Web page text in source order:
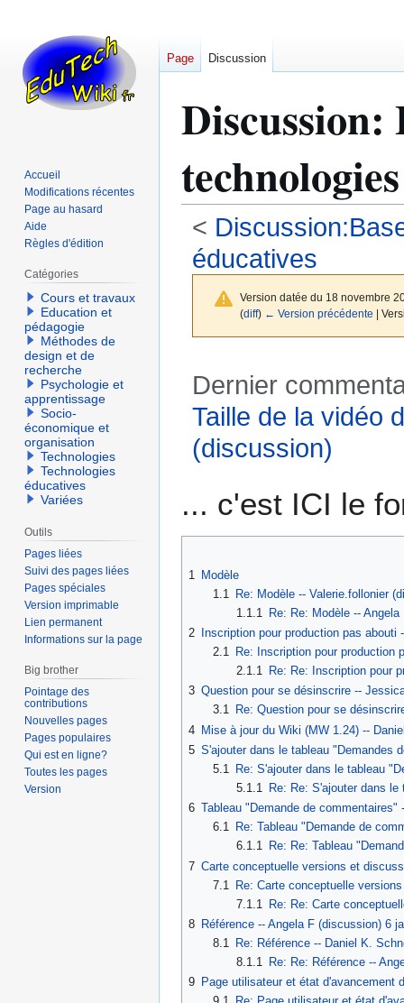
Discussion:
<
éducatives
Version datée du 18 novembre
(diff) ← Version précédente |
Dernier
Taille de la vidéo
(discussion)
... c'est ICI le
1
Modèle
1.1
Re: Modèle -- Valerie.follonier
1.1.1
Re: Re: Modèle --
2
Inscription pour production pas
2.1
Re: Inscription pour production
2.1.1
Re: Re: Inscription pour
3 Question pour se désinscrire --
3.1
Re: Question pour se
4 Mise à jour du Wiki (MW 1.24) --
5 S'ajouter dans le tableau "Demandes
5.1
Re: S'ajouter dans le tableau
5.1.1
Re: Re: S'ajouter dans
6 Tableau "Demande de
6.1
Re: Tableau "Demande de
6.1.1 Re: Re: Tableau
7 Carte conceptuelle versions et
7.1
Re: Carte conceptuelle
7.1.1
Re: Re: Carte
8 Référence -- Angela F (discussion) 6
8.1
Re: Référence -- Daniel K.
8.1.1
Re: Re: Référence --
9 Page utilisateur et état d'avancement
Page Discussion
Accueil
Modifications récentes
Page au hasard
Aide
Règles d'édition
Catégories
Cours et travaux
Education et
pédagogie
Méthodes de
design et de
recherche
Psychologie et
apprentissage
Socio-
économique et
organisation
Technologies
Technologies
éducatives
Variées
Outils
Pages liées
Suivi des pages liées
Pages spéciales
Version imprimable
Lien permanent
Informations sur la page
Big brother
Pointage des
contributions
Nouvelles pages
Pages populaires
Qui est en ligne?
Toutes les pages
Version